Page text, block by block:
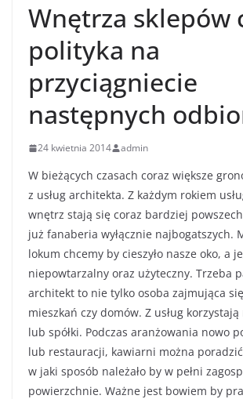
Wnętrza sklepów
polityka na
przyciągniecie
następnych
24 kwietnia 2014 admin
W bieżących czasach coraz większe
z usług architekta. Z każdym rokiem
wnętrz stają się coraz bardziej
już fanaberia wyłącznie najbogatszych.
lokum chcemy by cieszyło nasze oko, a
niepowtarzalny oraz użyteczny. Trzeba
architekt to nie tylko osoba zajmująca
mieszkań czy domów. Z usług
lub spółki. Podczas aranżowania nowo
lub restauracji, kawiarni można
w jaki sposób należało by w pełni
powierzchnie. Ważne jest bowiem by